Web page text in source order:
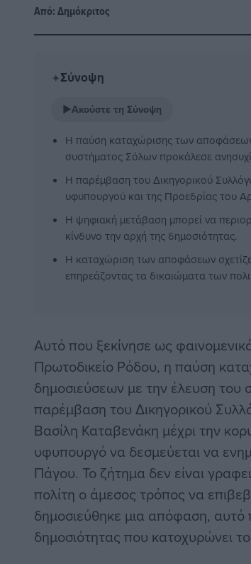
Από:Δημόκριτος
✦Σύνοψη
▶Ακούστε τη Σύνοψη
Η παύση καταχώρισης των
συστήματος Σόλων προκάλεσε
Η παρέμβαση του Δικηγορικού
υφυπουργού και της Προεδρίας του
Η ψηφιακή μετάβαση μπορεί να
κίνδυνο την αρχή της δημοσιότητας.
Η καταχώριση των αποφάσεων
επηρεάζοντας τα δικαιώματα των
Αυτό που ξεκίνησε ως
Πρωτοδικείο Ρόδου, η παύση
δημοσιεύσεων με την έλευση
παρέμβαση του Δικηγορικού
Βασίλη Καταβενάκη μέχρι την
υφυπουργό να δεσμεύεται να
Πάγου. Το ζήτημα δεν είναι
πολίτη ο άμεσος τρόπος να
δημοσιεύθηκε μια απόφαση, αυτό
δημοσιότητας που κατοχυρώνει